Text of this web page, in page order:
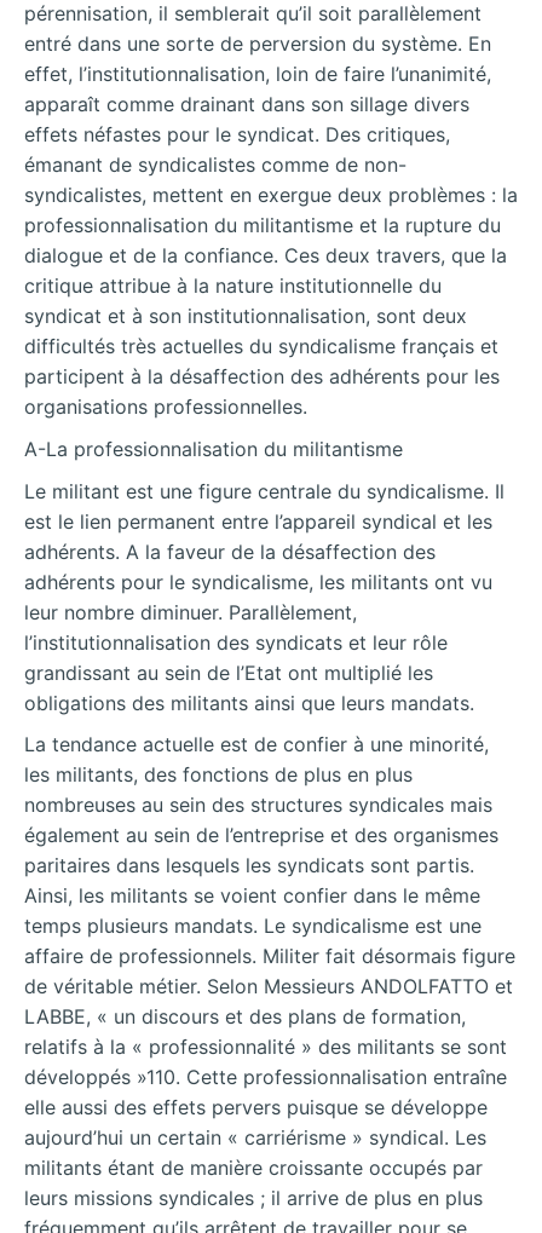
pérennisation, il semblerait qu’il soit parallèlement
entré dans une sorte de perversion du système. En
effet, l’institutionnalisation, loin de faire l’unanimité,
apparaît comme drainant dans son sillage divers
effets néfastes pour le syndicat. Des critiques,
émanant de syndicalistes comme de non-
syndicalistes, mettent en exergue deux problèmes : la
professionnalisation du militantisme et la rupture du
dialogue et de la confiance. Ces deux travers, que la
critique attribue à la nature institutionnelle du
syndicat et à son institutionnalisation, sont deux
difficultés très actuelles du syndicalisme français et
participent à la désaffection des adhérents pour les
organisations professionnelles.
A-La professionnalisation du militantisme
Le militant est une figure centrale du syndicalisme. Il
est le lien permanent entre l’appareil syndical et les
adhérents. A la faveur de la désaffection des
adhérents pour le syndicalisme, les militants ont vu
leur nombre diminuer. Parallèlement,
l’institutionnalisation des syndicats et leur rôle
grandissant au sein de l’Etat ont multiplié les
obligations des militants ainsi que leurs mandats.
La tendance actuelle est de confier à une minorité,
les militants, des fonctions de plus en plus
nombreuses au sein des structures syndicales mais
également au sein de l’entreprise et des organismes
paritaires dans lesquels les syndicats sont partis.
Ainsi, les militants se voient confier dans le même
temps plusieurs mandats. Le syndicalisme est une
affaire de professionnels. Militer fait désormais figure
de véritable métier. Selon Messieurs ANDOLFATTO et
LABBE, « un discours et des plans de formation,
relatifs à la « professionnalité » des militants se sont
développés »110. Cette professionnalisation entraîne
elle aussi des effets pervers puisque se développe
aujourd’hui un certain « carriérisme » syndical. Les
militants étant de manière croissante occupés par
leurs missions syndicales ; il arrive de plus en plus